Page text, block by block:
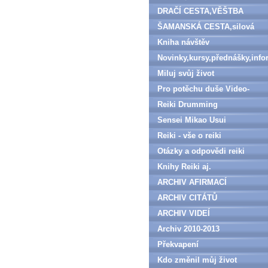
DRAČÍ CESTA,VĚŠTBA
ŠAMANSKÁ CESTA,silová
zvířata
Kniha návštěv
Miluj svůj život
Pro potěchu duše Video-
denně aktualizováno
Reiki Drumming
Sensei Mikao Usui
Reiki - vše o reiki
Otázky a odpovědi reiki
Knihy Reiki aj.
ARCHIV AFIRMACÍ
ARCHIV CITÁTŮ
ARCHIV VIDEÍ
Archiv 2010-2013
Překvapení
Kdo změnil můj život